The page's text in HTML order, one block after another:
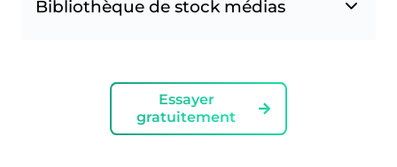
Bibliothèque de stock médias
Essayer
gratuitement